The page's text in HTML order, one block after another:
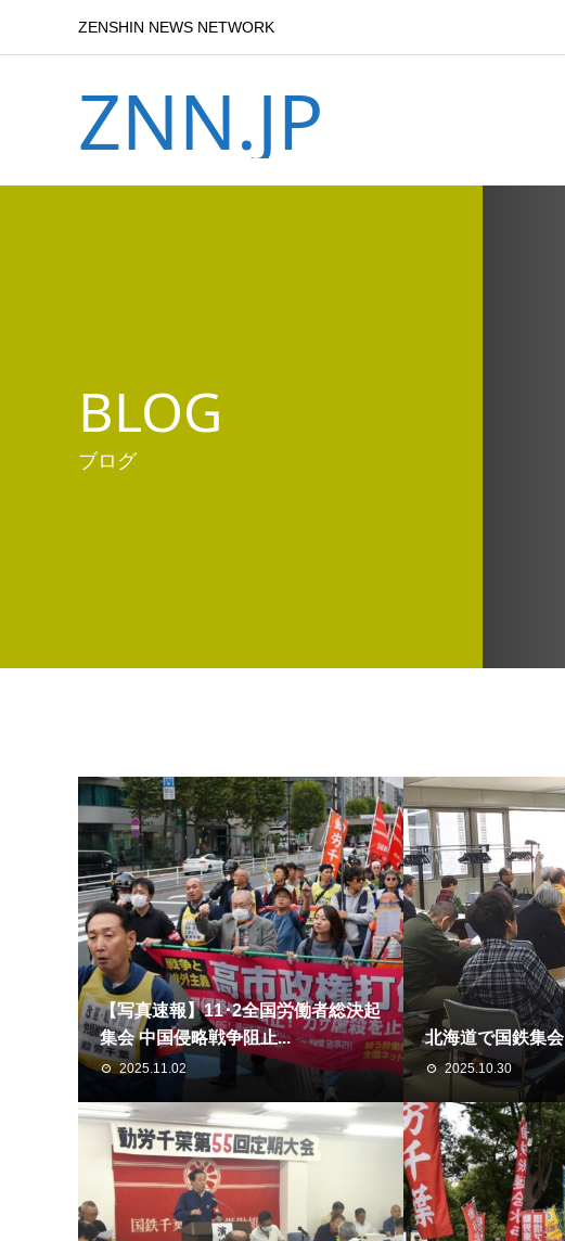
ZENSHIN NEWS NETWORK
ZNN.JP
BLOG
ブログ
【写真速報】11･2全国労働者総決起
集会 中国侵略戦争阻止...
2025.11.02
北海道で国鉄集会
2025.10.30